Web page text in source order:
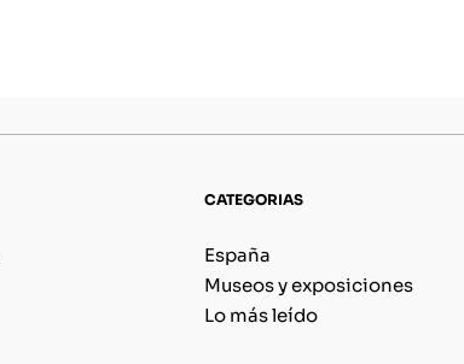
CATEGORIAS
España
Museos y exposiciones
Lo más leído